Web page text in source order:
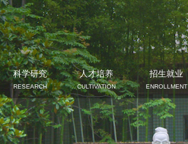
科学研究
RESEARCH
人才培养
CULTIVATION
招生就业
ENROLLMENT